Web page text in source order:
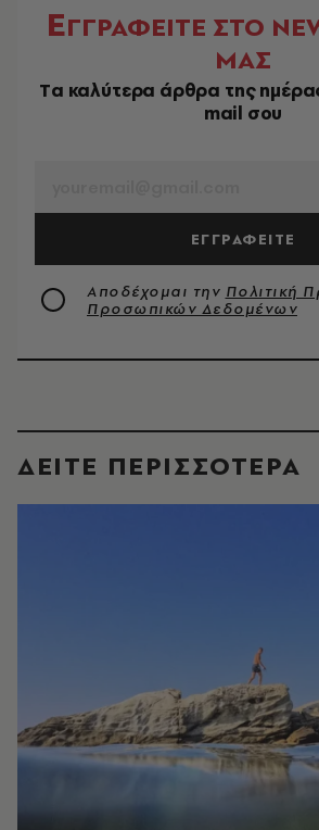
ΕΓΓΡΑΦΕΙΤΕ ΣΤΟ
ΜΑΣ
Tα καλύτερα άρθρα της
mail σου
ΕΓΓΡΑΦΕΙΤΕ
Αποδέχομαι την Πολιτική
Προσωπικών Δεδομένων
ΔΕΙΤΕ ΠΕΡΙΣΣΟΤΕΡΑ